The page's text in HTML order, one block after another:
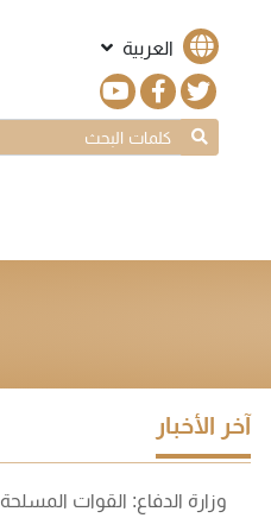
العربية
آخر الأخبار
وزارة الدفاع: القوات المسلحة